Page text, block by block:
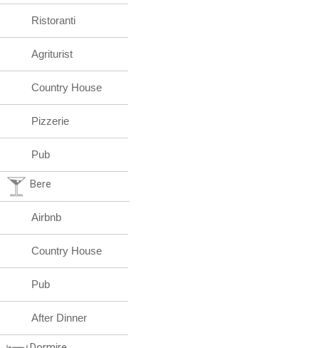
Ristoranti
Agriturist
Country House
Pizzerie
Pub
Bere
Airbnb
Country House
Pub
After Dinner